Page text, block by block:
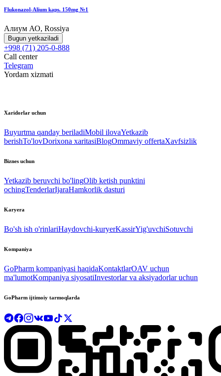
Flukonazol-Alium kaps. 150mg №1
Алиум АО, Rossiya
Bugun yetkaziladi
+998 (71) 205-0-888
Call center
Telegram
Yordam xizmati
Xaridorlar uchun
Buyurtma qanday beriladiMobil ilovaYetkazib
berishTo'lovDorixona xaritasiBlogOmmaviy offertaXavfsizlik
Biznes uchun
Yetkazib beruvchi bo'lingOlib ketish punktini
ochingTenderlarIjaraHamkorlik dasturi
Karyera
Bo'sh ish o'rinlariHaydovchi-kuryerKassirYig'uvchiSotuvchi
Kompaniya
GoPharm kompaniyasi haqidaKontaktlarOAV uchun
ma'lumotKompaniya siyosatiInvestorlar va aksiyadorlar uchun
GoPharm ijtimoiy tarmoqlarda